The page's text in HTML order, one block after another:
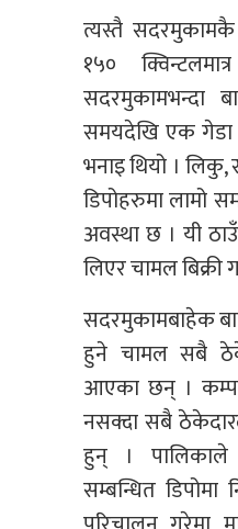
त्यस्तै
१५०
सदरमुकामभन्दा
समयदेखि एक
भनाइ थियो । लिकु,
डिपोहरुमा लामो
अवस्था छ । यी
लिएर चामल
सदरमुकामबाहेक
हुने चामल सबै
आएका छन् ।
नसक्दा सबै
हुन् ।
सम्बन्धित डिपोमा